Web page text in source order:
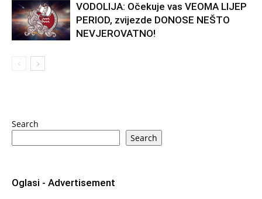
VODOLIJA: Očekuje vas VEOMA LIJEP
PERIOD, zvijezde DONOSE NEŠTO
NEVJEROVATNO!
Search
Search
Oglasi - Advertisement